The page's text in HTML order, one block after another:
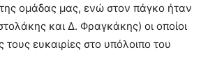
ομάδας μας, ενώ στον πάγκο ήταν
και Δ. Φραγκάκης) οι οποίοι
τους ευκαιρίες στο υπόλοιπο του